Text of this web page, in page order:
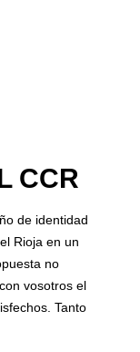
CCR
de identidad
Rioja en un
no
vosotros el
Tanto